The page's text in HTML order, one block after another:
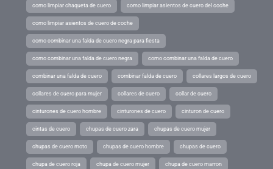
como limpiar chaqueta de cuero como limpiar asientos de cuero del coche
como limpiar asientos de cuero de coche
como combinar una falda de cuero negra para fiesta
como combinar una falda de cuero negra como combinar una falda de cuero
combinar una falda de cuero combinar falda de cuero collares largos de cuero
collares de cuero para mujer collares de cuero collar de cuero
cinturones de cuero hombre cinturones de cuero cinturon de cuero
cintas de cuero chupas de cuero zara chupas de cuero mujer
chupas de cuero moto chupas de cuero hombre chupas de cuero
chupa de cuero roja chupa de cuero mujer chupa de cuero marron